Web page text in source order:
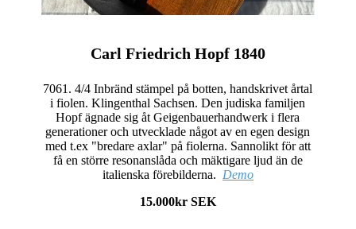
Carl Friedrich Hopf 1840
7061. 4/4 Inbränd stämpel på botten, handskrivet årtal
i fiolen. Klingenthal Sachsen. Den judiska familjen
Hopf ägnade sig åt Geigenbauerhandwerk i flera
generationer och utvecklade något av en egen design
med t.ex "bredare axlar" på fiolerna. Sannolikt för att
få en större resonanslåda och mäktigare ljud än de
italienska förebilderna. Demo
15.000kr SEK